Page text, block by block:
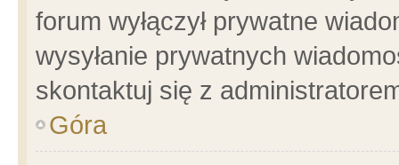
forum wyłączył prywatne
wysyłanie prywatnych
skontaktuj się z
Góra